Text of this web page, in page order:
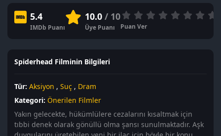
5.4
IMDb Puanı
10.0/ 10
Üye Puanı Puan Ver
Spiderhead Filminin Bilgileri
Tür: Aksiyon , Suç , Dram
Kategori: Önerilen Filmler
Yakın gelecekte, hükümlülere cezalarını kısaltmak için
tıbbi denek olarak gönüllü olma şansı sunulmaktadır. Aşk